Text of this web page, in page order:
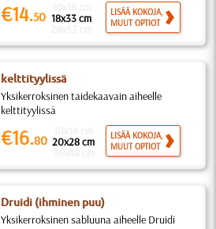
€14.50 18x33 cm
LISÄÄ KOKOJA,
MUUT OPTIOT
kelttityylissä
Yksikerroksinen taidekaavain aiheelle
kelttityylissä
€16.80 20x28 cm
LISÄÄ KOKOJA,
MUUT OPTIOT
Druidi (ihminen puu)
Yksikerroksinen sabluuna aiheelle Druidi